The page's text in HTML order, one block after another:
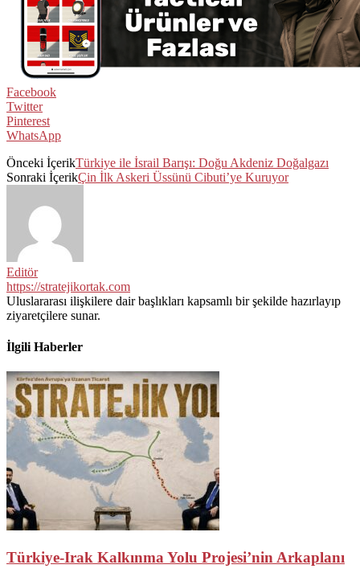
Facebook
Twitter
Pinterest
WhatsApp
Önceki İçerikTürkiye ile İsrail Barışı: Doğu Akdeniz Doğalgazı
Sonraki İçerikÇin İlk Askeri Üssünü Cibuti’ye Kuruyor
Editör
https://stratejikortak.com
Uluslararası ilişkilere dair başlıkları kapsamlı bir şekilde hazırlayıp
ziyaretçilere sunar.
İlgili Haberler
Türkiye-Irak Kalkınma Yolu Projesi’nin Arkaplanı